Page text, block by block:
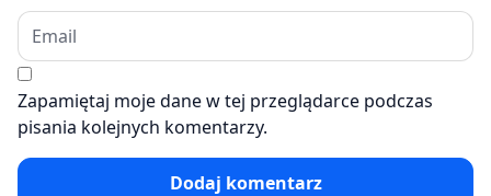
Zapamiętaj moje dane w tej przeglądarce podczas
pisania kolejnych komentarzy.
Dodaj komentarz